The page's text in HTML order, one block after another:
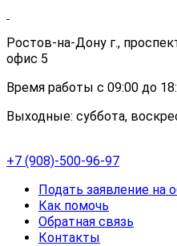
Ростов-на-Дону г.,
офис 5
Время работы с 09:00 до
Выходные: суббота,
+7 (908)-500-96-97
Подать заявление на
Как помочь
Обратная связь
Контакты